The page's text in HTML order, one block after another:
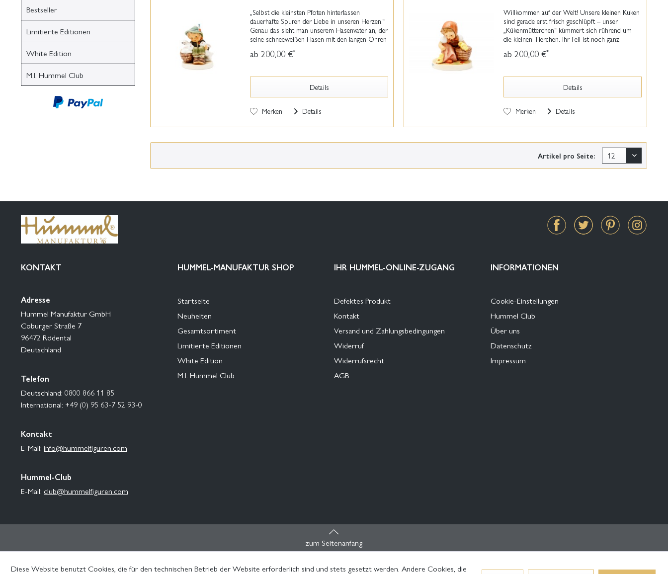
Bestseller
Limitierte Editionen
White Edition
M.I. Hummel Club
„Selbst die kleinsten Pfoten hinterlassen
dauerhafte Spuren der Liebe in unseren Herzen.“
Genau das sieht man unserem Hasenvater an, der
seine schneeweißen Hasen mit den langen Ohren
Nähe zu...
ab 200,00 €*
Details
Merken Details
Willkommen auf der Welt! Unsere kleinen Küken
sind gerade erst frisch geschlüpft – unser
„Kükenmütterchen“ kümmert sich rührend um
die kleinen Tierchen. Ihr Fell ist noch ganz
sind kaum...
ab 200,00 €*
Details
Merken Details
Artikel pro Seite:
KONTAKT
Adresse
Hummel Manufaktur GmbH
Coburger Straße 7
96472 Rödental
Deutschland
Telefon
Deutschland: 0800 866 11 85
International: +49 (0) 95 63-7 52 93-0
Kontakt
E-Mail: info@hummelfiguren.com
Hummel-Club
E-Mail: club@hummelfiguren.com
HUMMEL-MANUFAKTUR SHOP
Startseite
Neuheiten
Gesamtsortiment
Limitierte Editionen
White Edition
M.I. Hummel Club
IHR HUMMEL-ONLINE-ZUGANG
Defektes Produkt
Kontakt
Versand und Zahlungsbedingungen
Widerruf
Widerrufsrecht
AGB
INFORMATIONEN
Cookie-Einstellungen
Hummel Club
Über uns
Datenschutz
Impressum
zum Seitenanfang
Diese Website benutzt Cookies, die für den technischen Betrieb der Website erforderlich sind und stets gesetzt werden. Andere Cookies, die